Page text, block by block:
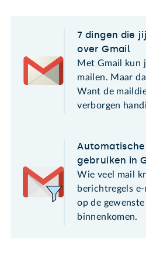
7 dingen die
over Gmail
Met Gmail kun
mailen. Maar
Want de
verborgen
gebruiken in
Wie veel mail
berichtregels
op de
binnenkomen.